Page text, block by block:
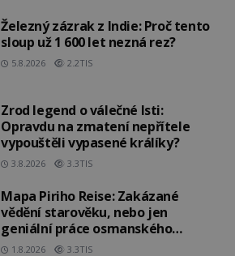
Železný zázrak z Indie: Proč tento
sloup už 1 600 let nezná rez?
5.8.2026 2.2TIS
Zrod legend o válečné lsti:
Opravdu na zmatení nepřítele
vypouštěli vypasené králíky?
3.8.2026 3.3TIS
Mapa Piriho Reise: Zakázané
vědění starověku, nebo jen
geniální práce osmanského
admirála?
1.8.2026 3.3TIS